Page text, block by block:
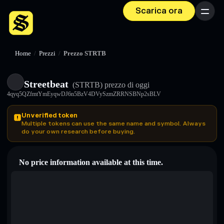
Scarica ora Menu
Home / Prezzi / Prezzo STRTB
Streetbeat (STRTB) prezzo di oggi
4qyq5QZfmtYmEyqwDJ6n5BzV4DVySzmZRRNSBNp2sBLV
Unverified token
Multiple tokens can use the same name and symbol. Always
do your own research before buying.
No price information available at this time.